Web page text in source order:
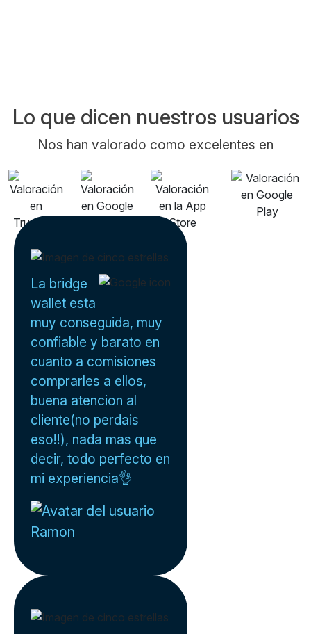
Lo que dicen nuestros usuarios
Nos han valorado como excelentes en
La bridge
wallet esta
muy conseguida, muy
confiable y barato en
cuanto a comisiones
comprarles a ellos,
buena atencion al
cliente(no perdais
eso!!), nada mas que
decir, todo perfecto en
mi experiencia👌
Ramon